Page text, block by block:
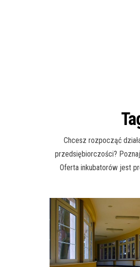
Chcesz rozpocząć
przedsiębiorczości?
Oferta inkubatorów jest